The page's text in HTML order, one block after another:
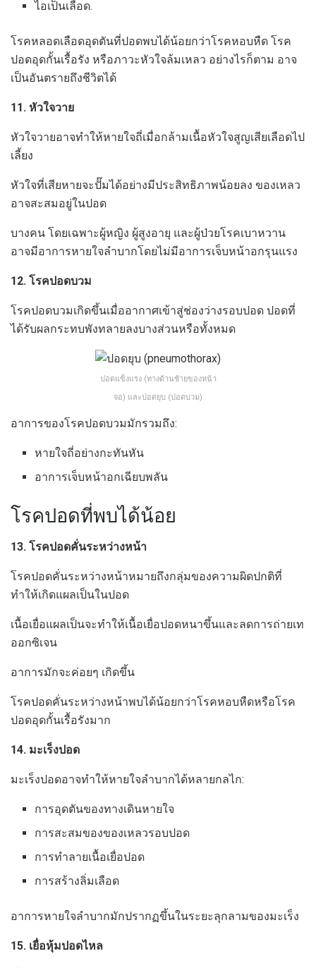
ไอเป็นเลือด.
โรคหลอดเลือดอุดตันที่ปอดพบได้น้อยกว่าโรคหอบหืด โรค
ปอดอุดกั้นเรื้อรัง หรือภาวะหัวใจล้มเหลว อย่างไรก็ตาม อาจ
เป็นอันตรายถึงชีวิตได้
11. หัวใจวาย
หัวใจวายอาจทำให้หายใจถี่เมื่อกล้ามเนื้อหัวใจสูญเสียเลือดไป
เลี้ยง
หัวใจที่เสียหายจะปั๊มได้อย่างมีประสิทธิภาพน้อยลง ของเหลว
อาจสะสมอยู่ในปอด
บางคน โดยเฉพาะผู้หญิง ผู้สูงอายุ และผู้ป่วยโรคเบาหวาน
อาจมีอาการหายใจลำบากโดยไม่มีอาการเจ็บหน้าอกรุนแรง
12. โรคปอดบวม
โรคปอดบวมเกิดขึ้นเมื่ออากาศเข้าสู่ช่องว่างรอบปอด ปอดที่
ได้รับผลกระทบพังทลายลงบางส่วนหรือทั้งหมด
ปอดแข็งแรง (ทางด้านซ้ายของหน้า
จอ) และปอดยุบ (ปอดบวม)
อาการของโรคปอดบวมมักรวมถึง:
หายใจถี่อย่างกะทันหัน
อาการเจ็บหน้าอกเฉียบพลัน
โรคปอดที่พบได้น้อย
13. โรคปอดคั่นระหว่างหน้า
โรคปอดคั่นระหว่างหน้าหมายถึงกลุ่มของความผิดปกติที่
ทำให้เกิดแผลเป็นในปอด
เนื้อเยื่อแผลเป็นจะทำให้เนื้อเยื่อปอดหนาขึ้นและลดการถ่ายเท
ออกซิเจน
อาการมักจะค่อยๆ เกิดขึ้น
โรคปอดคั่นระหว่างหน้าพบได้น้อยกว่าโรคหอบหืดหรือโรค
ปอดอุดกั้นเรื้อรังมาก
14. มะเร็งปอด
มะเร็งปอดอาจทำให้หายใจลำบากได้หลายกลไก:
การอุดตันของทางเดินหายใจ
การสะสมของของเหลวรอบปอด
การทำลายเนื้อเยื่อปอด
การสร้างลิ่มเลือด
อาการหายใจลำบากมักปรากฏขึ้นในระยะลุกลามของมะเร็ง
15. เยื่อหุ้มปอดไหล